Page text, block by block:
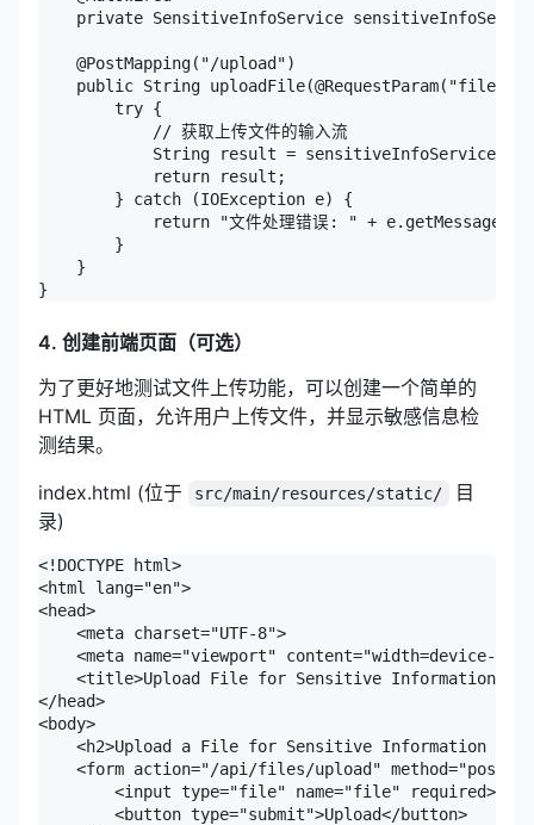
private SensitiveInfoService
@PostMapping("/upload")
public String uploadFile(@RequestParam("file")
try {
// 获取上传文件的输入流
String result =
return result;
} catch (IOException e) {
return "文件处理错误: " + e.getMessage();
}
}
}
4. 创建前端页面（可选）
为了更好地测试文件上传功能，可以创建一个简单的
HTML 页面，允许用户上传文件，并显示敏感信息检
测结果。
index.html (位于
src/main/resources/static/
目
录)
<!DOCTYPE html>
<html lang="en">
<head>
<meta charset="UTF-8">
<meta name="viewport" content="width=device-
<title>Upload File for Sensitive Information
</head>
<body>
<h2>Upload a File for Sensitive Information
<form action="/api/files/upload" method="post"
<input type="file" name="file" required>
<button type="submit">Upload</button>